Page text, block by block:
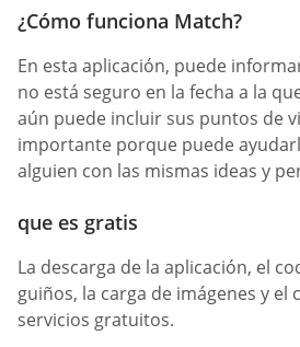
¿Cómo funciona Match?
En esta aplicación, puede
no está seguro en la fecha a la
aún puede incluir sus puntos de
importante porque puede
alguien con las mismas ideas y
que es gratis
La descarga de la aplicación, el
guiños, la carga de imágenes y el
servicios gratuitos.